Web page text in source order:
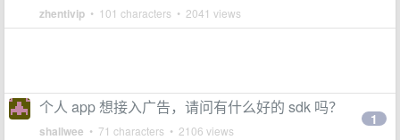
zhentivip • 101 characters • 2041 views
个人 app 想接入广告，请问有什么好的 sdk 吗？
shallwee • 71 characters • 2106 views
1